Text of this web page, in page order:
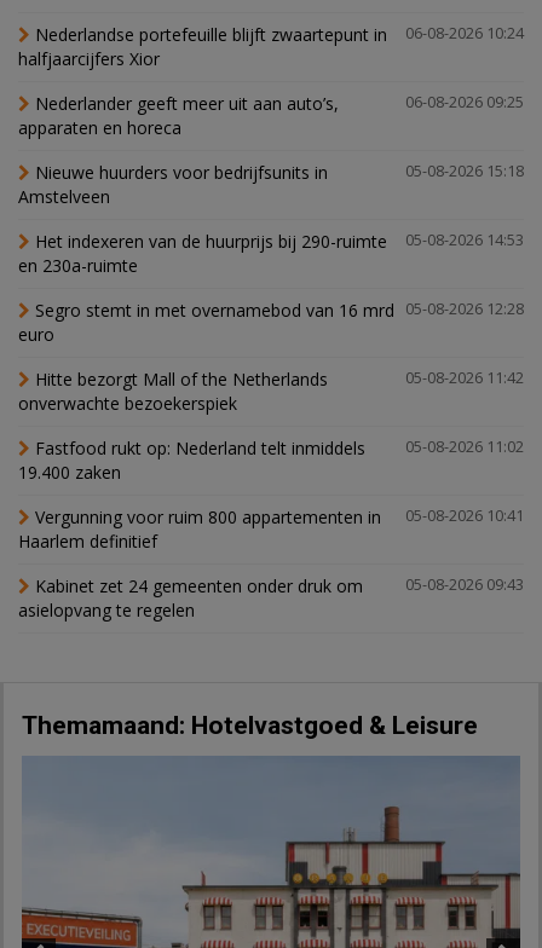
06-08-2026 10:24
Nederlandse portefeuille blijft zwaartepunt in
halfjaarcijfers Xior
06-08-2026 09:25
Nederlander geeft meer uit aan auto’s,
apparaten en horeca
05-08-2026 15:18
Nieuwe huurders voor bedrijfsunits in
Amstelveen
05-08-2026 14:53
Het indexeren van de huurprijs bij 290-ruimte
en 230a-ruimte
05-08-2026 12:28
Segro stemt in met overnamebod van 16 mrd
euro
05-08-2026 11:42
Hitte bezorgt Mall of the Netherlands
onverwachte bezoekerspiek
05-08-2026 11:02
Fastfood rukt op: Nederland telt inmiddels
19.400 zaken
05-08-2026 10:41
Vergunning voor ruim 800 appartementen in
Haarlem definitief
05-08-2026 09:43
Kabinet zet 24 gemeenten onder druk om
asielopvang te regelen
Themamaand: Hotelvastgoed & Leisure